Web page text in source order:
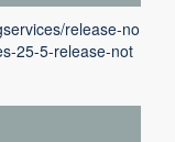
release-no
25-5-release-not